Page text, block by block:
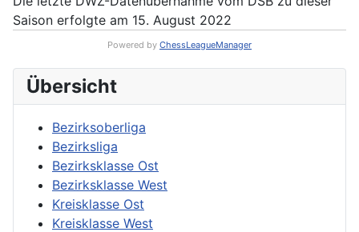
Übersicht
Bezirksoberliga
Bezirksliga
Bezirksklasse Ost
Bezirksklasse West
Kreisklasse Ost
Kreisklasse West
Saison erfolgte am 15. August 2022
Powered by ChessLeagueManager